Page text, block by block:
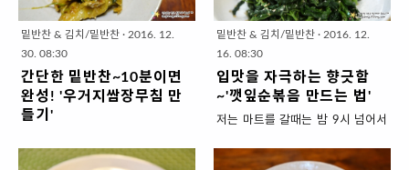
살짝 볼록~올라오게 ..
올..
양념을 강하게 하지 않아 두부 고유
의 고소함이 살아 있고 마지막에 참
아하는 반찬인데요. 오늘 점심 사랑
스런 아이 반찬 뭐해줄까~ 고민이
시면 고소함 가득한 간장두부조림
반찬 '간장두부조림 만드는 법' 1.
좋은 꼬시래기를 무쳐서 아주 간단
하게 밑반찬 만들어보겠습니다. 초
인분 x 5일) ▣ 주재료 : 염장 꼬시래
기 280g, 양파(중) 1/2개 * 오이까
지 추가하면 더욱 상큼~시원한 밑
가락) : 고추장 2.5, 식초 2.5, 매실
밑반찬 & 김치/밑반찬 · 2016. 12.
30. 08:30
간단한 밑반찬~10분이면
완성! '우거지쌈장무침 만
들기'
줌마중의 한사람으로써 연말이라
밑반찬 & 김치/밑반찬 · 2016. 12.
16. 08:30
입맛을 자극하는 향긋함
~'깻잎순볶음 만드는 법'
저는 마트를 갈때는 밤 9시 넘어서
품의 경우 50%이하로 세일하는게